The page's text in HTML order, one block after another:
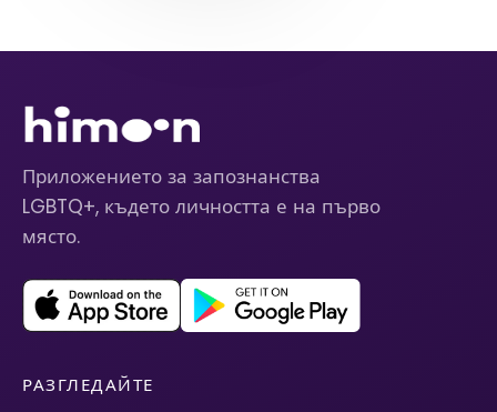
Приложението за запознанства
LGBTQ+, където личността е на първо
място.
РАЗГЛЕДАЙТЕ